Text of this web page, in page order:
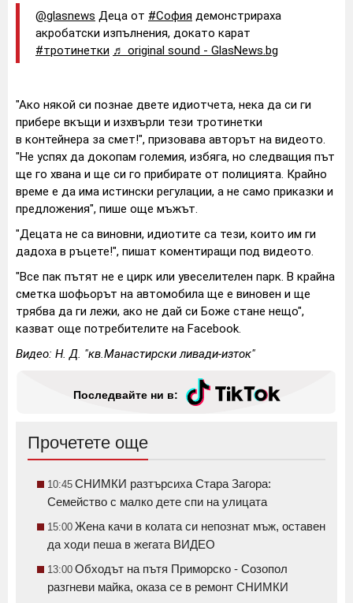
@glasnews Деца от #София демонстрираха
акробатски изпълнения, докато карат
#тротинетки ♬ original sound - GlasNews.bg
"Ако някой си познае двете идиотчета, нека да си ги
прибере вкъщи и изхвърли тези тротинетки
в контейнера за смет!", призовава авторът на видеото.
"Не успях да докопам големия, избяга, но следващия път
ще го хвана и ще си го прибирате от полицията. Крайно
време е да има истински регулации, а не само приказки и
предложения", пише още мъжът.
"Децата не са виновни, идиотите са тези, които им ги
дадоха в ръцете!", пишат коментиращи под видеото.
"Все пак пътят не е цирк или увеселителен парк. В крайна
сметка шофьорът на автомобила ще е виновен и ще
трябва да ги лежи, ако не дай си Боже стане нещо",
казват още потребителите на Facebook.
Видео: Н. Д. "кв.Манастирски ливади-изток"
Последвайте ни в:
Прочетете още
10:45 СНИМКИ разтърсиха Стара Загора:
Семейство с малко дете спи на улицата
15:00 Жена качи в колата си непознат мъж, оставен
да ходи пеша в жегата ВИДЕО
13:00 Обходът на пътя Приморско - Созопол
разгневи майка, оказа се в ремонт СНИМКИ